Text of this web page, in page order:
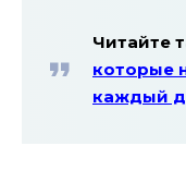
Читайте
которые
каждый